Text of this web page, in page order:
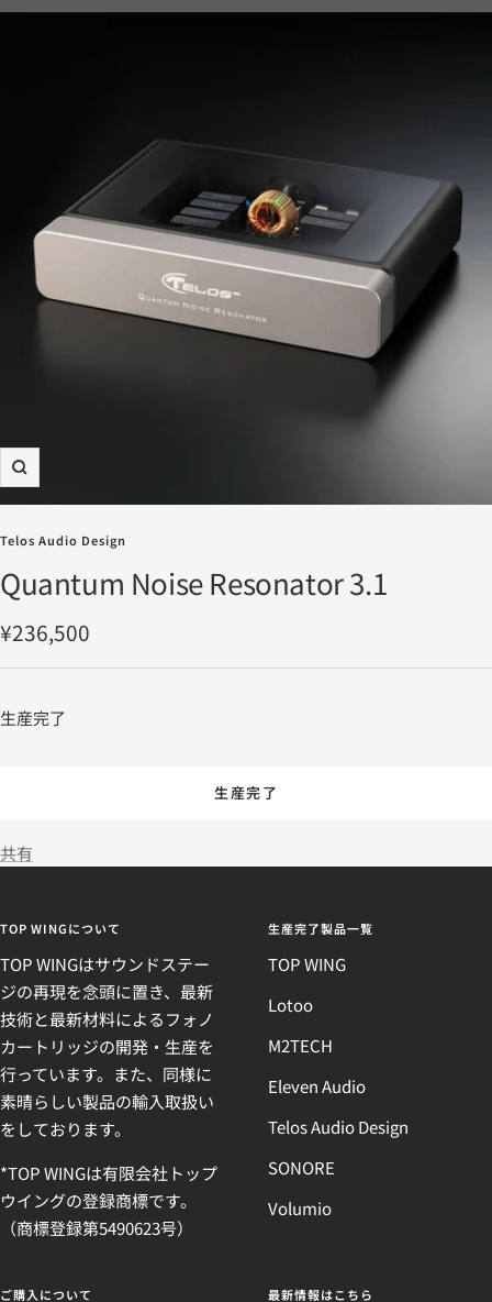
ズ
ー
ム
ン
Telos Audio Design
Quantum Noise Resonator 3.1
セ
ー
価
¥236,500
生産完了
生産完了
共有
TOP WINGについて
TOP WINGはサウンドステー
ジの再現を念頭に置き、最新
技術と最新材料によるフォノ
カートリッジの開発・生産を
行っています。また、同様に
素晴らしい製品の輸入取扱い
をしております。
*TOP WINGは有限会社トップ
ウイングの登録商標です。
（商標登録第5490623号）
生産完了製品一覧
TOP WING
Lotoo
M2TECH
Eleven Audio
Telos Audio Design
SONORE
Volumio
ご購入について 最新情報はこちら